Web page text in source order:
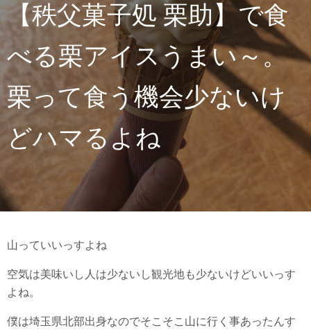
【秩父菓子処 栗助】で食
べる栗アイスうまい～。
栗って食う機会少ないけ
どハマるよね
山っていいっすよね
空気は美味いし人は少ないし観光地も少ないけどいいっす
よね。
僕は埼玉県北部出身なのでそこそこ山に行く事あったんす